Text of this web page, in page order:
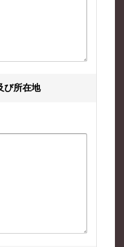
び所在地